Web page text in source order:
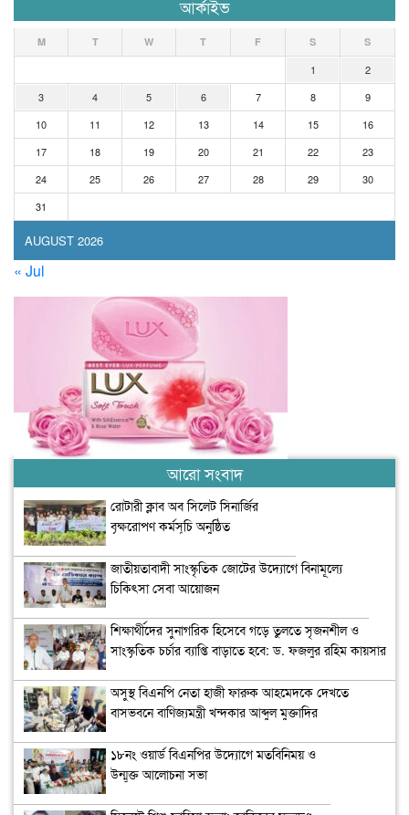
আর্কাইভ
AUGUST 2026
M T W T F S S
1
2
3
4 5 6 7 8
9
10
11 12 13 14 15
16
17
18 19 20 21 22
23
24
25 26 27 28 29
30
31
« Jul
আরো সংবাদ
রোটারী ক্লাব অব সিলেট সিনার্জির
বৃক্ষরোপণ কর্মসূচি অনুষ্ঠিত
জাতীয়তাবাদী সাংস্কৃতিক জোটের উদ্যোগে বিনামূল্যে
চিকিৎসা সেবা আয়োজন
শিক্ষার্থীদের সুনাগরিক হিসেবে গড়ে তুলতে সৃজনশীল ও
সাংস্কৃতিক চর্চার ব্যাপ্তি বাড়াতে হবে: ড. ফজলুর রহিম কায়সার
অসুস্থ বিএনপি নেতা হাজী ফারুক আহমেদকে দেখতে
বাসভবনে বাণিজ্যমন্ত্রী খন্দকার আব্দুল মুক্তাদির
১৮নং ওয়ার্ড বিএনপির উদ্যোগে মতবিনিময় ও
উন্মুক্ত আলোচনা সভা